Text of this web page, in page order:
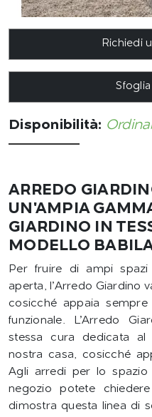
Richiedi
Disponibilità:
ARREDO
UN'AMPIA
GIARDINO IN
MODELLO
Per fruire di ampi
aperta, l’Arredo Giardino
cosicché appaia
funzionale. L’Arredo
stessa cura dedicata
nostra casa, cosicché
Agli arredi per lo spazio
negozio potete
dimostra questa linea di